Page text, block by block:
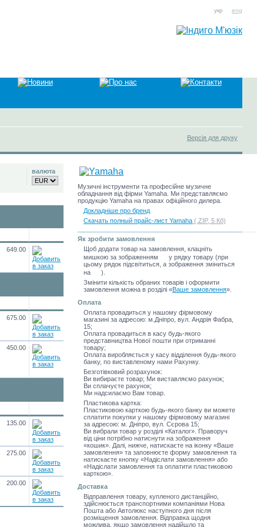
укр eng
Версія для друку
валюта
649.00
675.00
450.00
135.00
275.00
200.00
Музичні інструменти та професійне музичне
обладнання від фірми Yamaha. Ми представляємо
продукцію Yamaha на правах офіційного дилера.
Докладніше про бренд
Скачать полный прайс-лист Yamaha (.ZIP, 5 Кб)
Як зробити замовлення
Щоб додати товар на замовлення, клацніть
мишкою за зображенням
у рядку товару (при
цьому рядок підсвітиться, а зображення зміниться
на
).
Змінити кількість обраних товарів і оформити
замовлення можна в розділі «Ваше замовлення»
Оплата
Оплата провадиться у нашому фірмовому
магазині за адресою: м.Дніпро, вул. Андрія Фабра,
15;
Оплата провадиться в касу будь-якого
представництва Нової пошти при отриманні
товару;
Оплата виробляється у касу відділення будь-якого
банку, по виставленому нами Рахунку.
Безготівковий розрахунок:
Ви вибираєте товар; Ми виставляємо рахунок;
Ви сплачуєте рахунок;
Ми надсилаємо Вам товар.
Пластикова картка:
Пластиковою карткою будь-якого банку ви можете
сплатити покупки у нашому фірмовому магазині
за адресою: м. Дніпро, вул. Сєрова 15;
Ви вибрали товар у розділі «Каталог». Праворуч
від ціни потрібно натиснути на зображення
«кошик». Далі, нижче, натискаєте на іконку «Ваше
замовлення» та заповнюєте форму замовлення та
натискаєте кнопку «Надіслати замовлення» або
«Надіслати замовлення та оплатити пластиковою
карткою».
Доставка
Відправлення товару, купленого дистанційно,
здійснюється транспортними компаніями Нова
Пошта або Автолюкс наступного дня після
розміщення замовлення. Відправка щодня
можлива, якщо замовлення надійшло та